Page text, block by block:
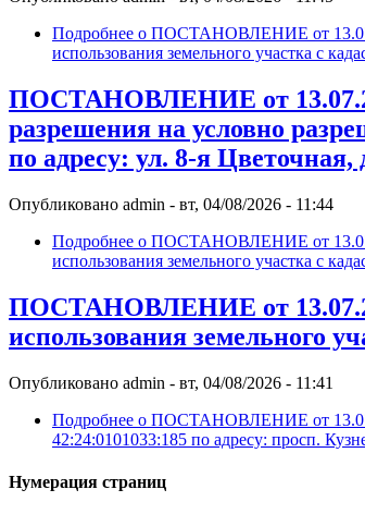
Подробнее о ПОСТАНОВЛЕНИЕ от
использования земельного участка с
ПОСТАНОВЛЕНИЕ от
разрешения на условно
по адресу: ул. 8-я Цветочная,
Опубликовано admin - вт, 04/08/2026 - 11:44
Подробнее о ПОСТАНОВЛЕНИЕ от
использования земельного участка с
ПОСТАНОВЛЕНИЕ от
использования земельного
Опубликовано admin - вт, 04/08/2026 - 11:41
Подробнее о ПОСТАНОВЛЕНИЕ от
42:24:0101033:185 по адресу: просп.
Нумерация страниц